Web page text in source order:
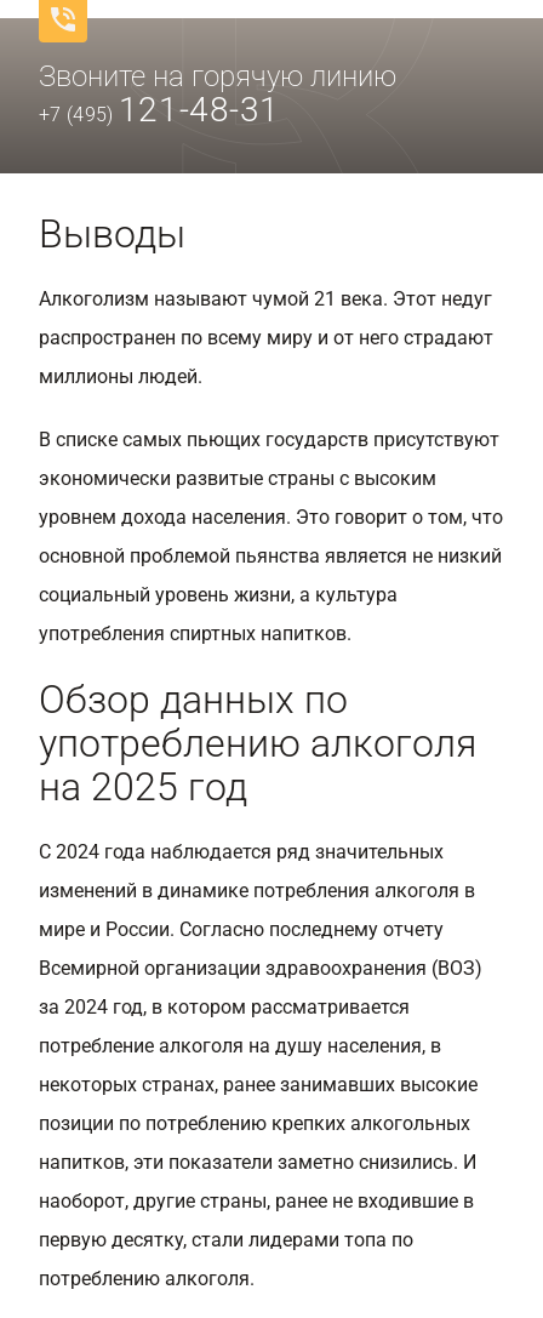
Звоните на горячую линию
+7 (495) 121-48-31
Выводы
Алкоголизм называют чумой 21 века. Этот недуг
распространен по всему миру и от него страдают
миллионы людей.
В списке самых пьющих государств присутствуют
экономически развитые страны с высоким
уровнем дохода населения. Это говорит о том, что
основной проблемой пьянства является не низкий
социальный уровень жизни, а культура
употребления спиртных напитков.
Обзор данных по
употреблению алкоголя
на 2025 год
С 2024 года наблюдается ряд значительных
изменений в динамике потребления алкоголя в
мире и России. Согласно последнему отчету
Всемирной организации здравоохранения (ВОЗ)
за 2024 год, в котором рассматривается
потребление алкоголя на душу населения, в
некоторых странах, ранее занимавших высокие
позиции по потреблению крепких алкогольных
напитков, эти показатели заметно снизились. И
наоборот, другие страны, ранее не входившие в
первую десятку, стали лидерами топа по
потреблению алкоголя.